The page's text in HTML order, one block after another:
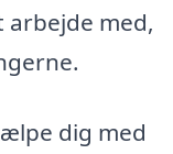
med,
dig med